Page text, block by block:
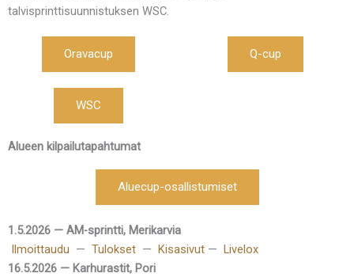
talvisprinttisuunnistuksen WSC.
Oravacup Q-cup
WSC
Alueen kilpailutapahtumat
Aluecup-osallistumiset
1.5.2026 — AM-sprintti, Merikarvia
Ilmoittaudu — Tulokset — Kisasivut — Livelox
16.5.2026 — Karhurastit, Pori